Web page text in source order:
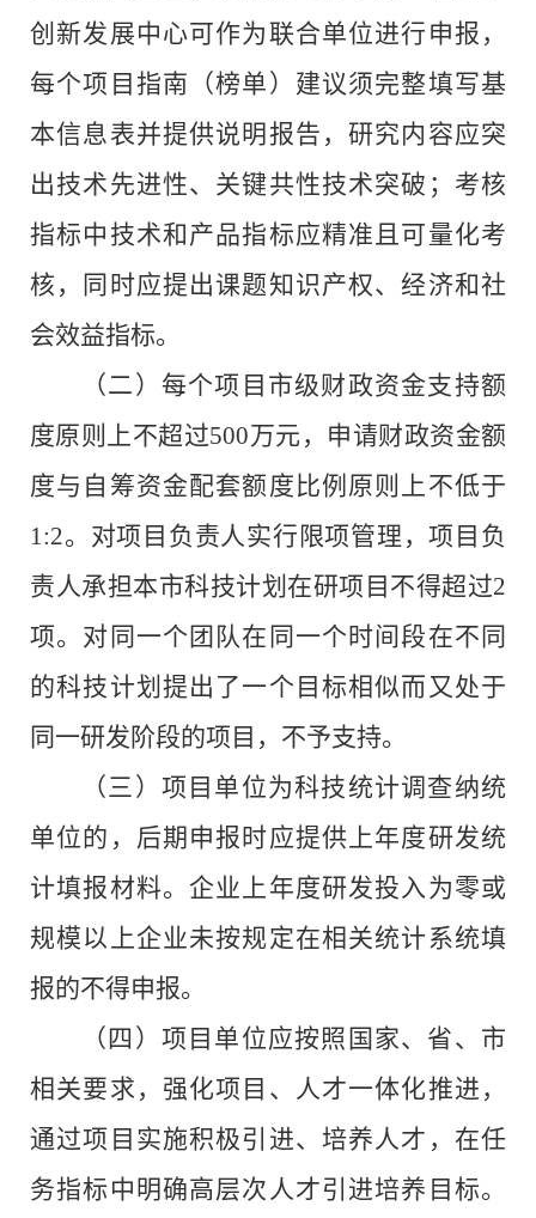
创新发展中心可作为联合单位进行申报，
每个项目指南（榜单）建议须完整填写基
本信息表并提供说明报告，研究内容应突
出技术先进性、关键共性技术突破；考核
指标中技术和产品指标应精准且可量化考
核，同时应提出课题知识产权、经济和社
会效益指标。
（二） 每个项目市级财政资金支持额
度原则上不超过500万元，申请财政资金额
度与自筹资金配套额度比例原则上不低于
1:2。对项目负责人实行限项管理，项目负
责人承担本市科技计划在研项目不得超过2
项。对同一个团队在同一个时间段在不同
的科技计划提出了一个目标相似而又处于
同一研发阶段的项目，不予支持。
（三） 项目单位为科技统计调查纳统
单位的，后期申报时应提供上年度研发统
计填报材料。企业上年度研发投入为零或
规模以上企业未按规定在相关统计系统填
报的不得申报。
（四） 项目单位应按照国家、省、市
相关要求，强化项目、人才一体化推进，
通过项目实施积极引进、培养人才，在任
务指标中明确高层次人才引进培养目标。